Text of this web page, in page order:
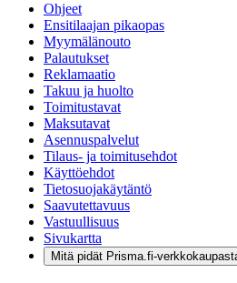
Ohjeet
Ensitilaajan pikaopas
Myymälänouto
Palautukset
Reklamaatio
Takuu ja huolto
Toimitustavat
Maksutavat
Asennuspalvelut
Tilaus- ja toimitusehdot
Käyttöehdot
Tietosuojakäytäntö
Saavutettavuus
Vastuullisuus
Sivukartta
Mitä pidät Prisma.fi-